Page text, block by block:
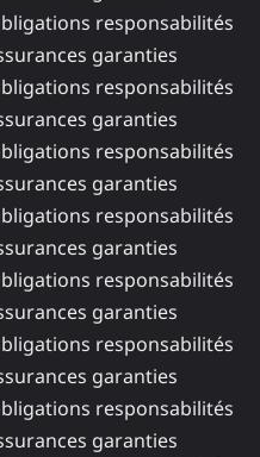
responsabilités
garanties
responsabilités
garanties
responsabilités
garanties
responsabilités
garanties
responsabilités
garanties
responsabilités
garanties
responsabilités
garanties